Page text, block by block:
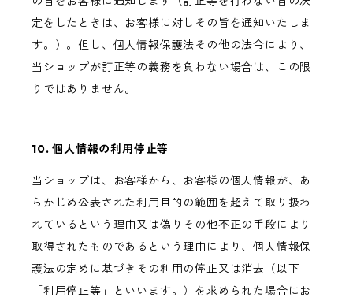
定をしたときは、お客様に対しその旨を通知いたしま
す。）。但し、個人情報保護法その他の法令により、
当ショップが訂正等の義務を負わない場合は、この限
りではありません。
10. 個人情報の利用停止等
当ショップは、お客様から、お客様の個人情報が、あ
らかじめ公表された利用目的の範囲を超えて取り扱わ
れているという理由又は偽りその他不正の手段により
取得されたものであるという理由により、個人情報保
護法の定めに基づきその利用の停止又は消去（以下
「利用停止等」といいます。）を求められた場合にお